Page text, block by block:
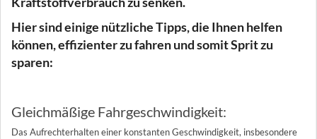
Hier sind einige nützliche Tipps, die Ihnen helfen
können, effizienter zu fahren und somit Sprit zu
sparen:
Gleichmäßige Fahrgeschwindigkeit:
Das Aufrechterhalten einer konstanten Geschwindigkeit, insbesondere